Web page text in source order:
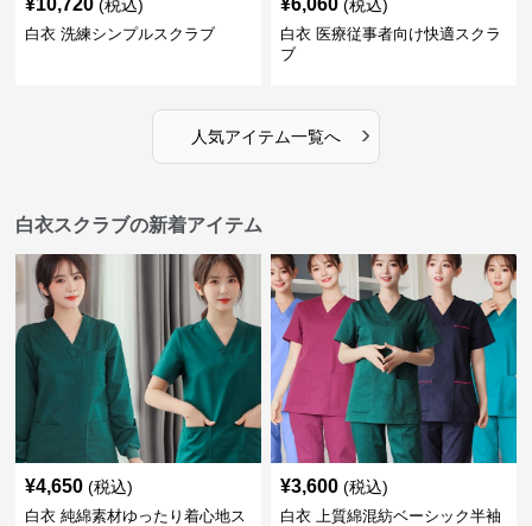
¥10,720 (税込)
白衣 洗練シンプルスクラブ
¥6,060 (税込)
白衣 医療従事者向け快適スクラ
ブ
人気アイテム一覧へ ›
白衣スクラブの新着アイテム
¥4,650 (税込)
白衣 純綿素材ゆったり着心地ス
¥3,600 (税込)
白衣 上質綿混紡ベーシック半袖